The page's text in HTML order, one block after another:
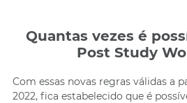
Quantas vezes é
Post Study
Com essas novas regras válidas a
2022, fica estabelecido que é